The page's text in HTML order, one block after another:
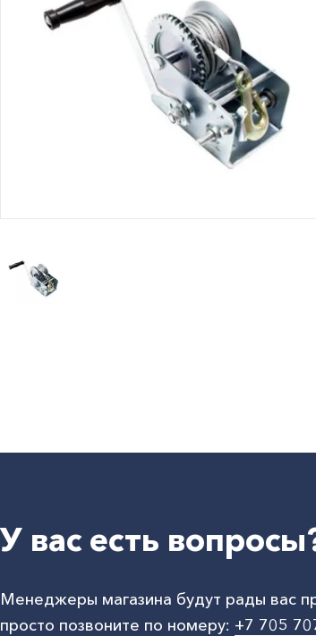
Часто
У вас есть
Менеджеры магазина будут рады вас
просто позвоните по номеру: +7 705